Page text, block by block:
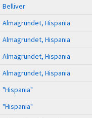
Belliver
Almagrundet, Hispania
Almagrundet, Hispania
Almagrundet, Hispania
Almagrundet, Hispania
"Hispania"
"Hispania"